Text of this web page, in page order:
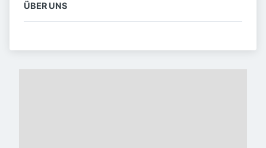
ÜBER UNS